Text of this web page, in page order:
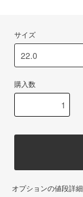
サイズ
購入数
オプションの値段詳細